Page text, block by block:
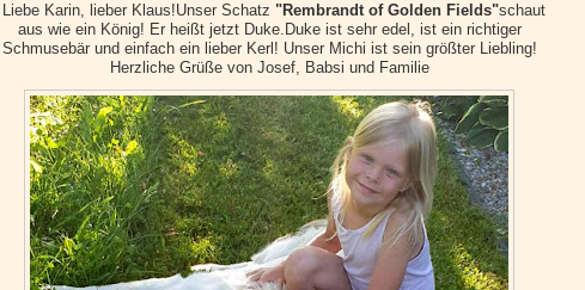
Liebe Karin, lieber Klaus!Unser Schatz "Rembrandt of Golden Fields"schaut
aus wie ein König! Er heißt jetzt Duke.Duke ist sehr edel, ist ein richtiger
Schmusebär und einfach ein lieber Kerl! Unser Michi ist sein größter Liebling!
Herzliche Grüße von Josef, Babsi und Familie